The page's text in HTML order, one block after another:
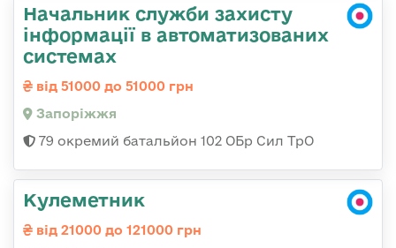
Начальник служби захисту
інформації в автоматизованих
системах
від 51000 до 51000 грн
Запоріжжя
79 окремий батальйон 102 ОБр Сил ТрО
Кулеметник
від 21000 до 121000 грн